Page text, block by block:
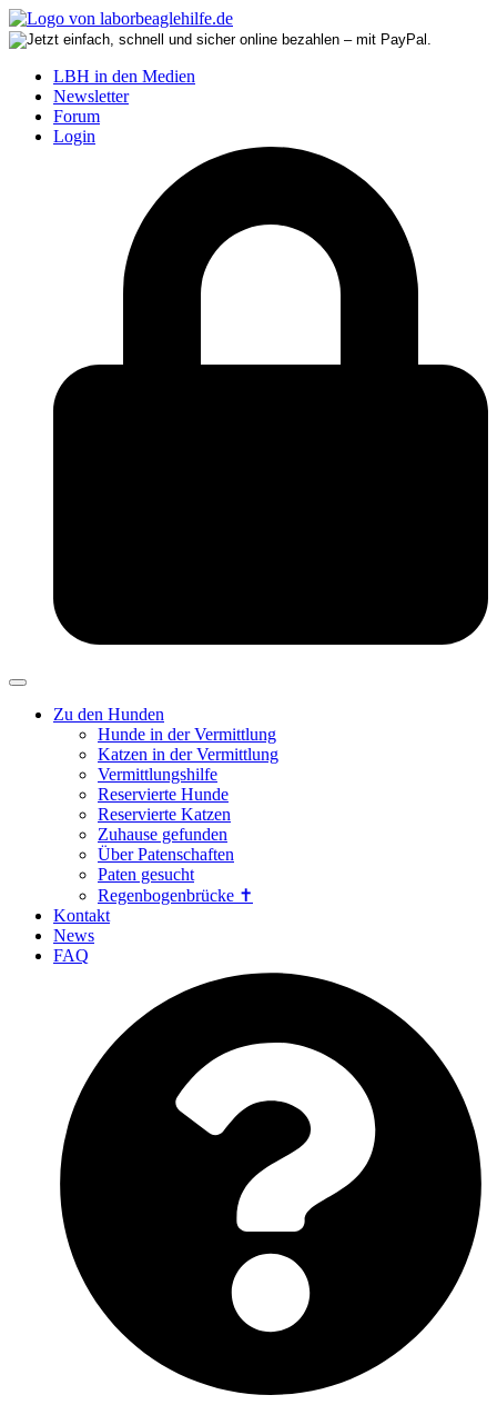
LBH in den Medien
Newsletter
Forum
Login
Zu den Hunden
Hunde in der Vermittlung
Katzen in der Vermittlung
Vermittlungshilfe
Reservierte Hunde
Reservierte Katzen
Zuhause gefunden
Über Patenschaften
Paten gesucht
Regenbogenbrücke ✝
Kontakt
News
FAQ